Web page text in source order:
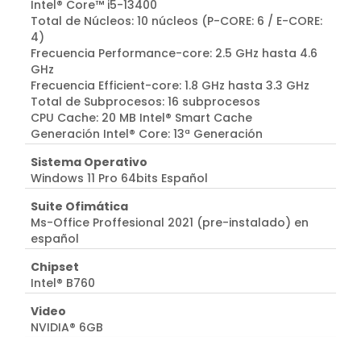
Intel® Core™ i5-13400
Total de Núcleos: 10 núcleos (P-CORE: 6 / E-CORE:
4)
Frecuencia Performance-core: 2.5 GHz hasta 4.6
GHz
Frecuencia Efficient-core: 1.8 GHz hasta 3.3 GHz
Total de Subprocesos: 16 subprocesos
CPU Cache: 20 MB Intel® Smart Cache
Generación Intel® Core: 13ª Generación
Sistema Operativo
Windows 11 Pro 64bits Español
Suite Ofimática
Ms-Office Proffesional 2021 (pre-instalado) en
español
Chipset
Intel® B760
Video
NVIDIA® 6GB